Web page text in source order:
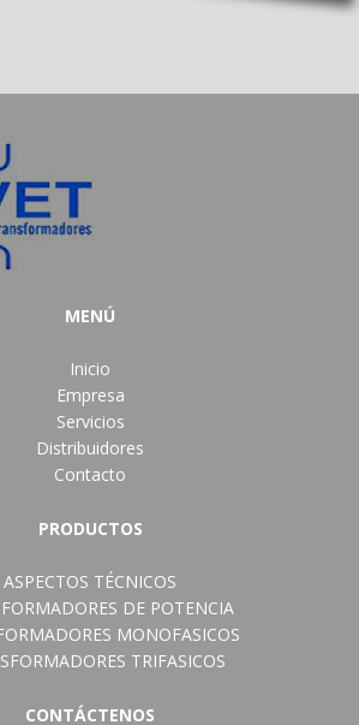
MENÚ
Inicio
Empresa
Servicios
Distribuidores
Contacto
PRODUCTOS
ASPECTOS TÉCNICOS
DE POTENCIA
MONOFASICOS
TRIFASICOS
CONTÁCTENOS